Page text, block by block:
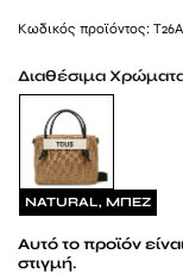
Kωδικός προϊόντος:
Διαθέσιμα
NATURAL, ΜΠΕΖ
Αυτό το προϊόν
στιγμή.